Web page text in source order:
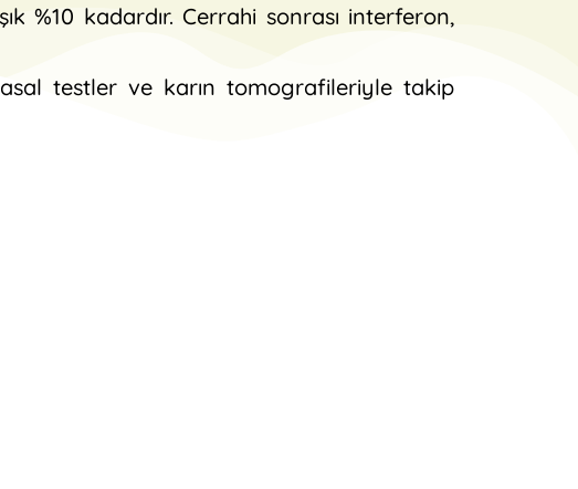
%10 kadardır. Cerrahi sonrası interferon,
testler ve karın tomografileriyle takip